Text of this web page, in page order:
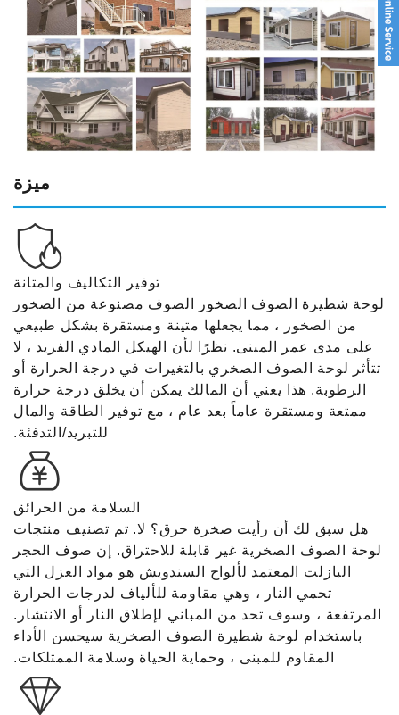
ميزة
توفير التكاليف والمتانة
لوحة شطيرة الصوف الصخور الصوف مصنوعة من الصخور
من الصخور ، مما يجعلها متينة ومستقرة بشكل طبيعي
على مدى عمر المبنى. نظرًا لأن الهيكل المادي الفريد ، لا
تتأثر لوحة الصوف الصخري بالتغيرات في درجة الحرارة أو
الرطوبة. هذا يعني أن المالك يمكن أن يخلق درجة حرارة
ممتعة ومستقرة عاماً بعد عام ، مع توفير الطاقة والمال
للتبريد/التدفئة.
السلامة من الحرائق
هل سبق لك أن رأيت صخرة حرق؟ لا. تم تصنيف منتجات
لوحة الصوف الصخرية غير قابلة للاحتراق. إن صوف الحجر
البازلت المعتمد لألواح السندويش هو مواد العزل التي
تحمي النار ، وهي مقاومة للألياف لدرجات الحرارة
المرتفعة ، وسوف تحد من المباني لإطلاق النار أو الانتشار.
باستخدام لوحة شطيرة الصوف الصخرية سيحسن الأداء
المقاوم للمبنى ، وحماية الحياة وسلامة الممتلكات.